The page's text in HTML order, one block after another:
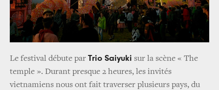
Le festival débute par Trio Saiyuki sur la scène « The
temple ». Durant presque 2 heures, les invités
vietnamiens nous ont fait traverser plusieurs pays, du